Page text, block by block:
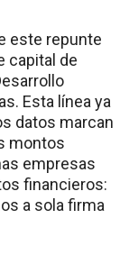
este repunte
capital de
Esta línea ya
datos marcan
montos
empresas
financieros:
a sola firma